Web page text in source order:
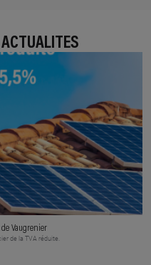
Vaugrenier
de la TVA réduite.